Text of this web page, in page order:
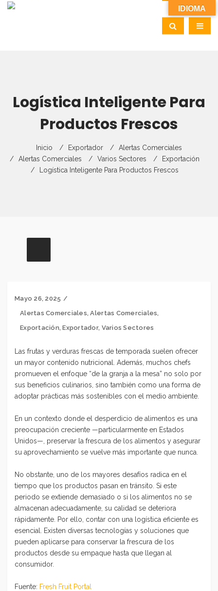
Logística Inteligente Para
Productos Frescos
Inicio Exportador
Alertas Comerciales
Alertas Comerciales
Varios Sectores
Exportación
Logística Inteligente Para Productos Frescos
Mayo 26, 2025
Alertas Comerciales,Alertas Comerciales,
Exportación,Exportador, Varios Sectores
Las frutas y verduras frescas de temporada suelen ofrecer
un mayor contenido nutricional. Además, muchos chefs
promueven el enfoque “de la granja a la mesa” no solo por
sus beneficios culinarios, sino también como una forma de
adoptar prácticas más sostenibles con el medio ambiente.
En un contexto donde el desperdicio de alimentos es una
preocupación creciente —particularmente en Estados
Unidos—, preservar la frescura de los alimentos y asegurar
su aprovechamiento se vuelve más importante que nunca.
No obstante, uno de los mayores desafíos radica en el
tiempo que los productos pasan en tránsito. Si este
periodo se extiende demasiado o si los alimentos no se
almacenan adecuadamente, su calidad se deteriora
rápidamente. Por ello, contar con una logística eficiente es
esencial. Existen diversas tecnologías y soluciones que
pueden aplicarse para conservar la frescura de los
productos desde su empaque hasta que llegan al
consumidor.
Fuente: Fresh Fruit Portal
IDIOMA